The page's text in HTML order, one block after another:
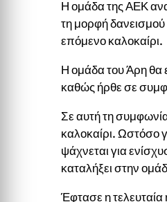
Η ομάδα της ΑΕΚ
τη μορφή
επόμενο καλοκαίρι.
Η ομάδα του Άρη θα
καθώς ήρθε σε
Σε αυτή τη συμφωνία
καλοκαίρι. Ωστόσο
ψάχνεται για
καταλήξει στην
Έφτασε η